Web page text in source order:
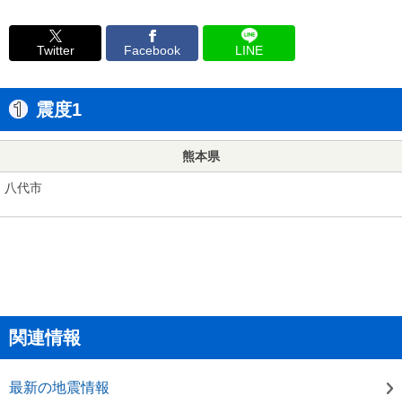
Twitter Facebook LINE
震度1
熊本県
八代市
関連情報
最新の地震情報